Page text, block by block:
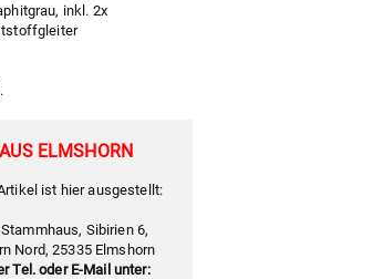
inkl. 2x
ELMSHORN
ist hier ausgestellt:
Sibirien 6,
Nord, 25335 Elmshorn
Tel. oder E-Mail unter: